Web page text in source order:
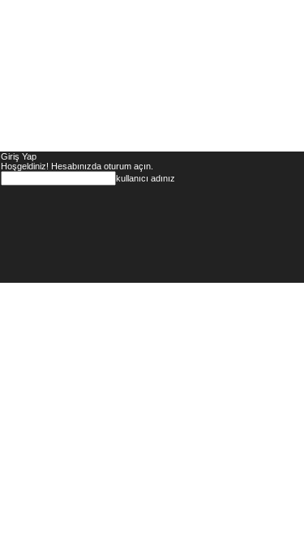
Giriş Yap
Hoşgeldiniz! Hesabınızda oturum açın.
kullanıcı adınız